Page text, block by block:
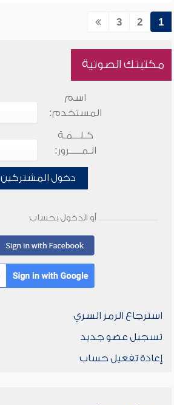
1
2
3
مكتبتك الصوتية
اسم
المستخدم:
كـلـــمـة
الـمـــــرور:
دخول المشتركين
أو الدخول بحساب
استرجاع الرمز السري
تسجيل عضو جديد
إعادة تفعيل حساب